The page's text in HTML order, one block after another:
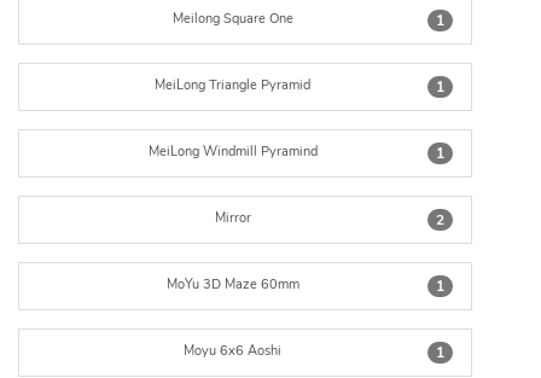
1
Meilong Square One
1
MeiLong Triangle Pyramid
1
MeiLong Windmill Pyramind
2
Mirror
1
MoYu 3D Maze 60mm
1
Moyu 6x6 Aoshi